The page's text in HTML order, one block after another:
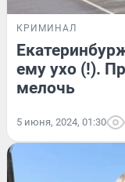
КРИМИНАЛ
ему ухо (!).
мелочь
5 июня, 2024, 01:30